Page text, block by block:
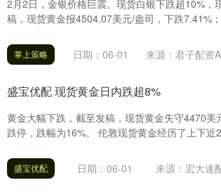
2月2日，金银价格巨震。现货白银下跌超10%
稿，现货黄金报4504.07美元/盎司，下跌7.41%
掌上策略 日期：06-01 来源：君子配资
盛宝优配 现货黄金日内跌超8%
黄金大幅下跌，截至发稿，现货黄金失守4470
跌停，跌幅为16%。 伦敦现货黄金经历了上下
盛宝优配 日期：06-01 来源：宏大速